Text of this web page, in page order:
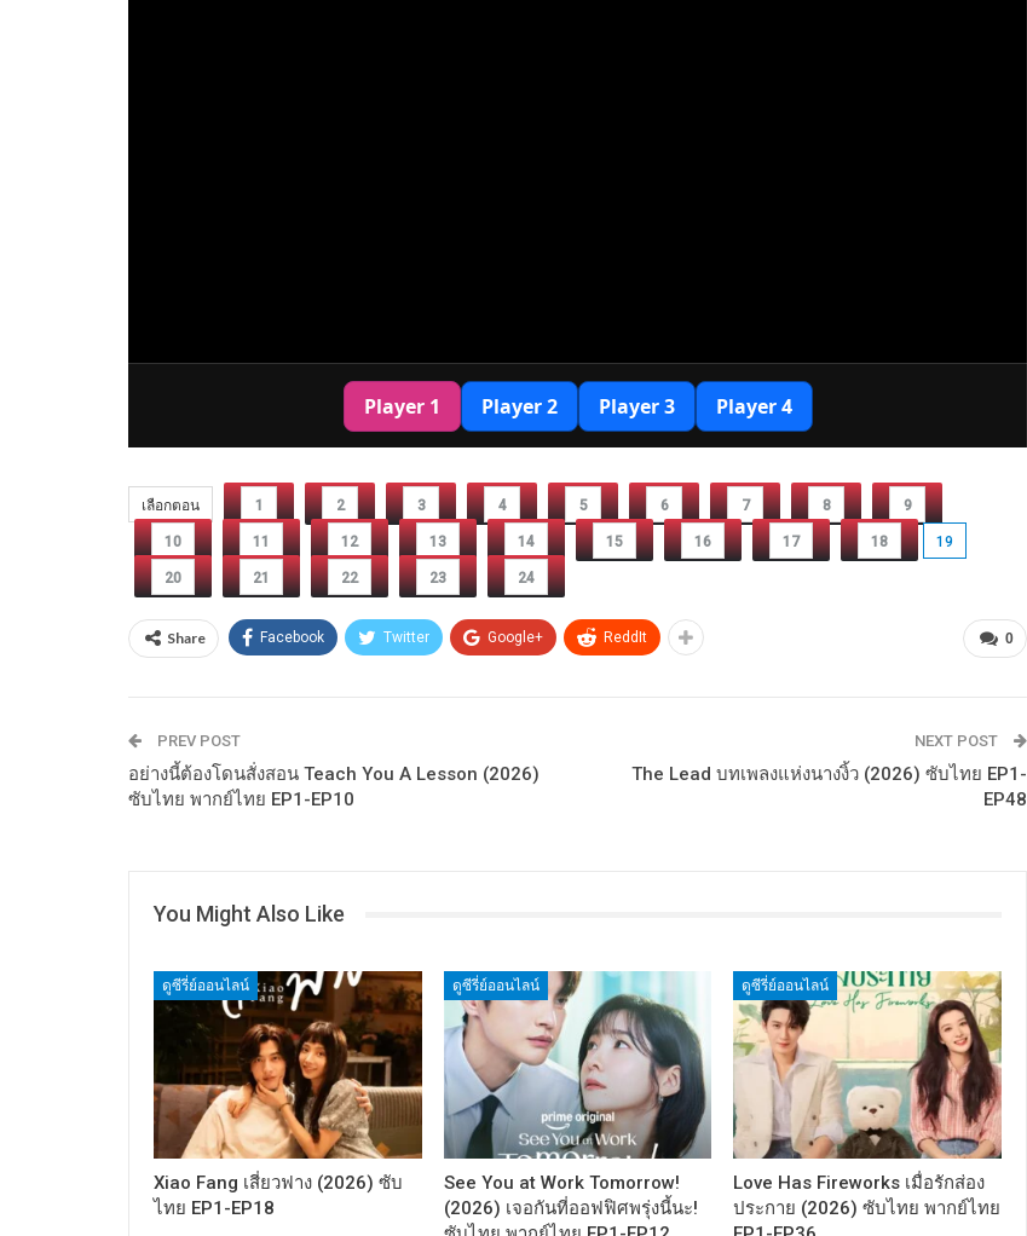
เลือกตอน 1 2 3 4 5 6 7 8 9
10 11 12 13 14 15 16 17 18 19
20 21 22 23 24
0
Share Facebook Twitter Google+ ReddIt
PREV POST
อย่างนี้ต้องโดนสั่งสอน Teach You A Lesson (2026)
ซับไทย พากย์ไทย EP1-EP10
NEXT POST
The Lead บทเพลงแห่งนางงิ้ว (2026) ซับไทย EP1-
EP48
You Might Also Like
ดูซีรี่ย์ออนไลน์
Xiao Fang เสี่ยวฟาง (2026) ซับ
ไทย EP1-EP18
ดูซีรี่ย์ออนไลน์
See You at Work Tomorrow!
(2026) เจอกันที่ออฟฟิศพรุ่งนี้นะ!
ดูซีรี่ย์ออนไลน์
Love Has Fireworks เมื่อรักส่อง
ประกาย (2026) ซับไทย พากย์ไทย